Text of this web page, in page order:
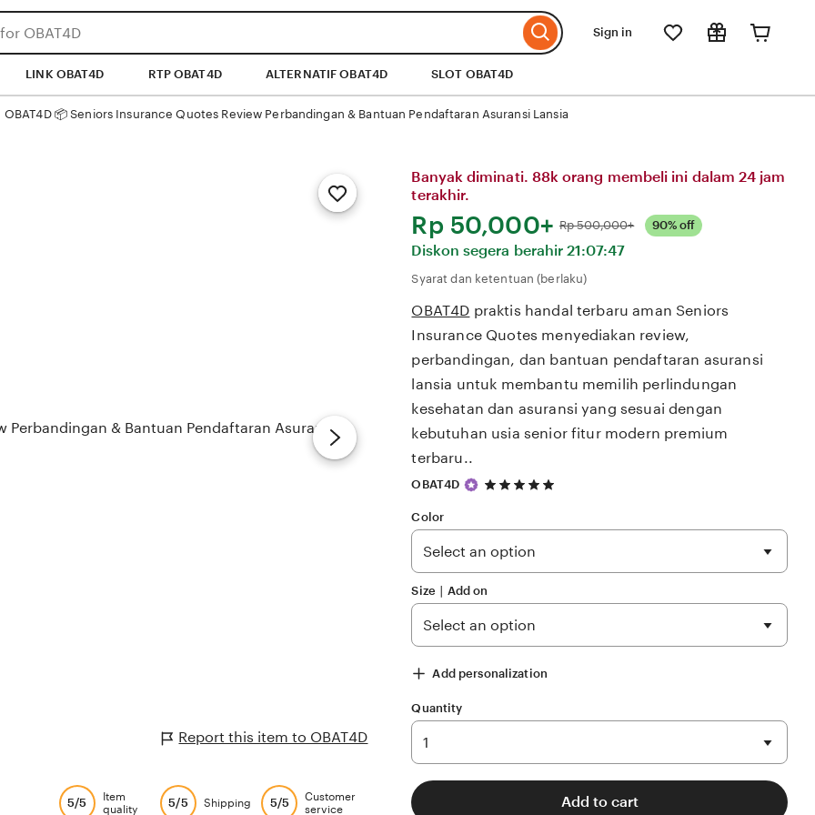
Sign in
LINK OBAT4D RTP OBAT4D ALTERNATIF OBAT4D SLOT OBAT4D
OBAT4D 📦 Seniors Insurance Quotes Review Perbandingan & Bantuan Pendaftaran Asuransi Lansia
Add
to
Report this item to OBAT4D
Banyak diminati. 88k orang membeli ini dalam 24 jam
terakhir.
Harga:
Rp 50,000+ Normal:
Rp 500,000+ 90% off
Diskon segera berahir21:07:47
Syarat dan ketentuan (berlaku)
OBAT4D praktis handal terbaru aman Seniors
Insurance Quotes menyediakan review,
perbandingan, dan bantuan pendaftaran asuransi
lansia untuk membantu memilih perlindungan
kesehatan dan asuransi yang sesuai dengan
kebutuhan usia senior fitur modern premium
terbaru..
OBAT4D
5
5
stars
Color
Size ∣ Add on
Add personalization
Quantity
Add to cart
5/5
Item
quality
5/5 Shipping 5/5
Customer
service